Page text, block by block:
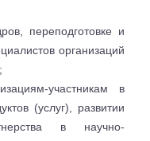
переподготовке и
организаций
участникам в
(услуг), развитии
в научно-